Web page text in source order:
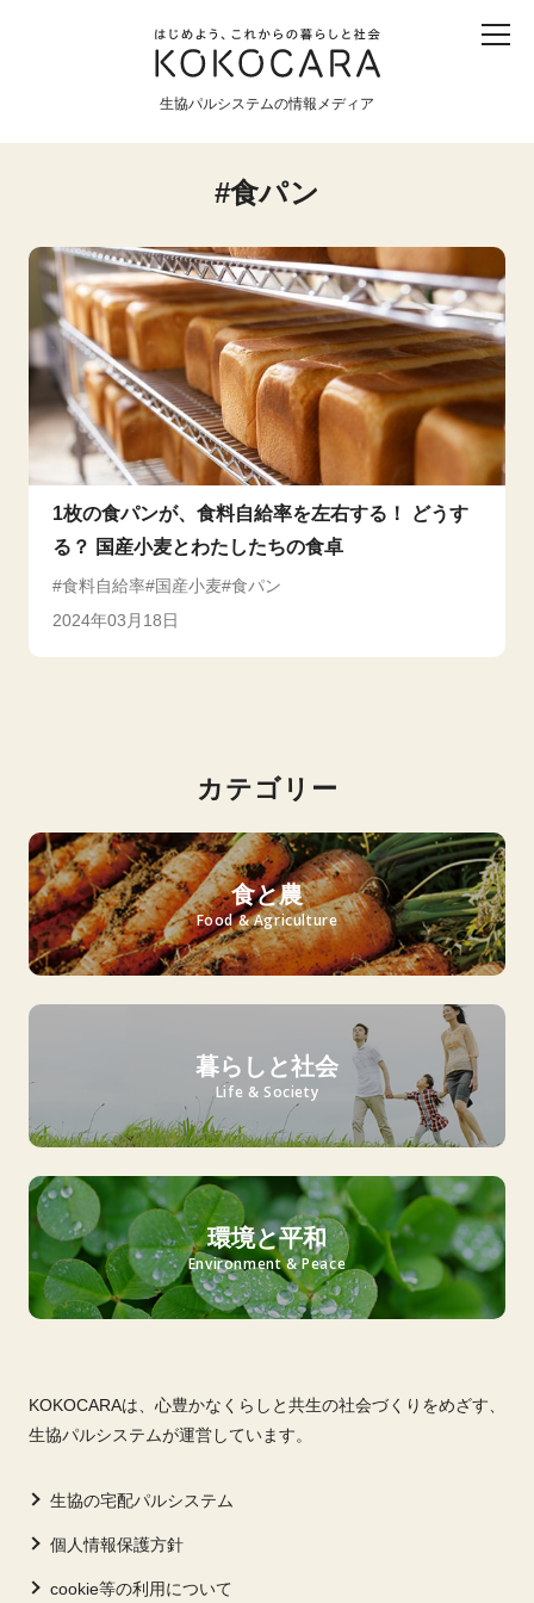
生協パルシステムの情報メディア
産直 食育 食べる 震災
暮らしと社会
環境と平和
生協の宅配パルシステム
食パン
1枚の食パンが、食料自給率を左右する！ どうす
る？ 国産小麦とわたしたちの食卓
食料自給率 国産小麦 食パン
2024年03月18日
カテゴリー
食と農
Food & Agriculture
暮らしと社会
Life & Society
環境と平和
Environment & Peace
KOKOCARAは、心豊かなくらしと共生の社会づくりをめざす、
生協パルシステムが運営しています。
生協の宅配パルシステム
個人情報保護方針
cookie等の利用について